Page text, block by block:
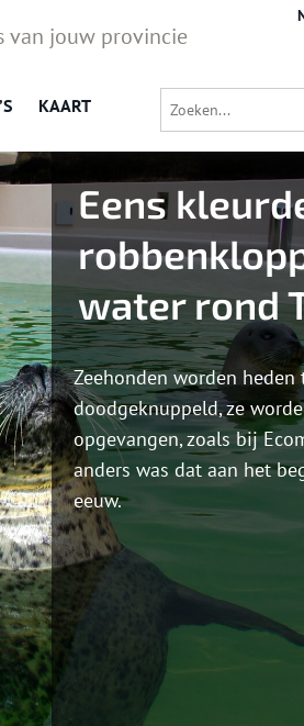
van jouw provincie
KAART
Eens
water rond
Zeehonden worden
doodgeknuppeld, ze
opgevangen, zoals bij
anders was dat aan het
eeuw.